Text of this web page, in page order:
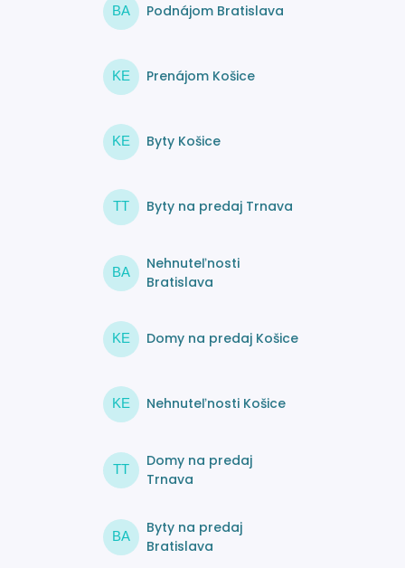
BA Podnájom Bratislava
KE Prenájom Košice
KE Byty Košice
TT Byty na predaj Trnava
BA
Nehnuteľnosti
Bratislava
KE Domy na predaj Košice
KE Nehnuteľnosti Košice
TT
Domy na predaj
Trnava
BA
Byty na predaj
Bratislava